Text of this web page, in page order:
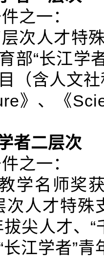
之一：
次人才特
部“长江学
（含人文
》、《
者二层次
之一：
学名师奖
次人才特殊
尖人才、
长江学者”